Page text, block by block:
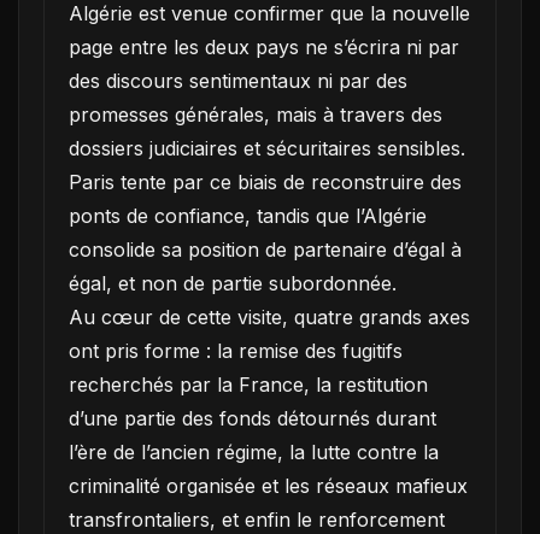
Algérie est venue confirmer que la nouvelle
page entre les deux pays ne s’écrira ni par
des discours sentimentaux ni par des
promesses générales, mais à travers des
dossiers judiciaires et sécuritaires sensibles.
Paris tente par ce biais de reconstruire des
ponts de confiance, tandis que l’Algérie
consolide sa position de partenaire d’égal à
égal, et non de partie subordonnée.
Au cœur de cette visite, quatre grands axes
ont pris forme : la remise des fugitifs
recherchés par la France, la restitution
d’une partie des fonds détournés durant
l’ère de l’ancien régime, la lutte contre la
criminalité organisée et les réseaux mafieux
transfrontaliers, et enfin le renforcement